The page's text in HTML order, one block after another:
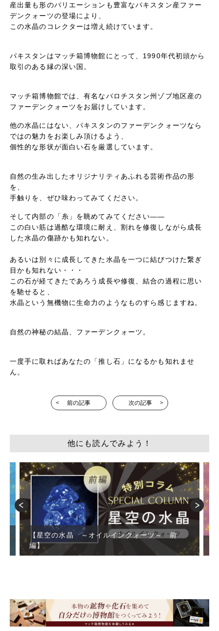
産出量も形のバリエーションも豊富なパキスタン産ファー
デンクォーツの登場により、
この水晶のコレクターは増え続けています。
パキスタンはマッチ箱博物館にとって、1990年代初頭から
取引のある縁の深い国。
マッチ箱博物館では、有名なバロチスタン州ゾブ地区産の
ファーデンクォーツをお届けしています。
他の水晶にはない、パキスタンのファーデンクォーツなら
ではの魅力をお楽しみ頂けるよう、
個性的な形状が面白い石を厳選しています。
自然の生み出したオリジナリティあふれる芸術作品の形
を、
手触りを、ぜひ味わってみてください。
そして内部の「糸」を眺めてみてください——
この白い筋は過酷な環境に耐え、割れを修復しながら成長
した水晶の傷跡かも知れない。
あるいは別々に成長してきた水晶を一つに結びつけた繋ぎ
目かも知れない・・・
この石が経てきたであろう成長や修復、結合の過程に思い
を馳せると、
水晶という無機物に生命力のようなものすら感じますね。
自然の神秘の結晶、ファーデンクォーツ。
一度手に取ればあなたの「推し石」になるかも知れませ
ん。
前の記事 次の記事
他にも読んでみよう！
【星空の水晶 ～オイルインクォーツ～ 前
編】